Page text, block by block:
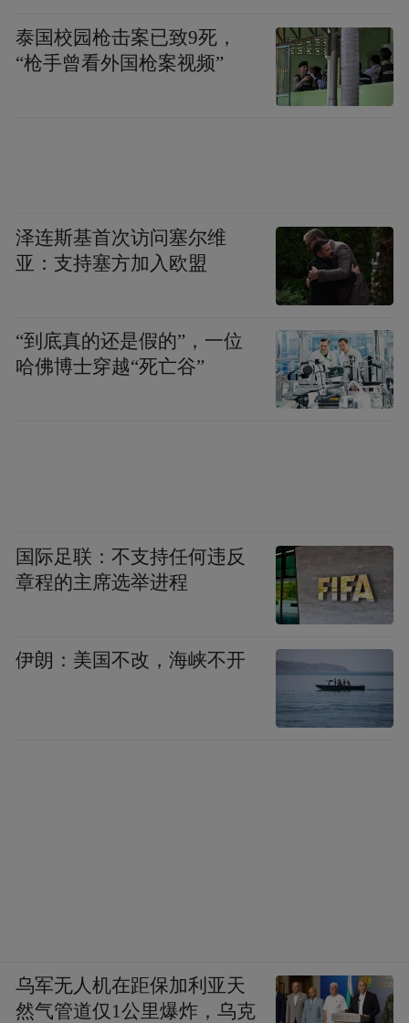
泰国校园枪击案已致9死，
“枪手曾看外国枪案视频”
泽连斯基首次访问塞尔维
亚：支持塞方加入欧盟
“到底真的还是假的”，一位
哈佛博士穿越“死亡谷”
国际足联：不支持任何违反
章程的主席选举进程
伊朗：美国不改，海峡不开
乌军无人机在距保加利亚天
然气管道仅1公里爆炸，乌克